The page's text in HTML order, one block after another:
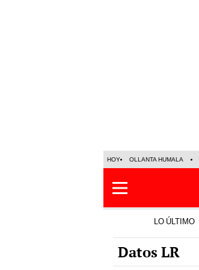
HOY OLLANTA HUMALA
LO ÚLTIMO
Datos LR